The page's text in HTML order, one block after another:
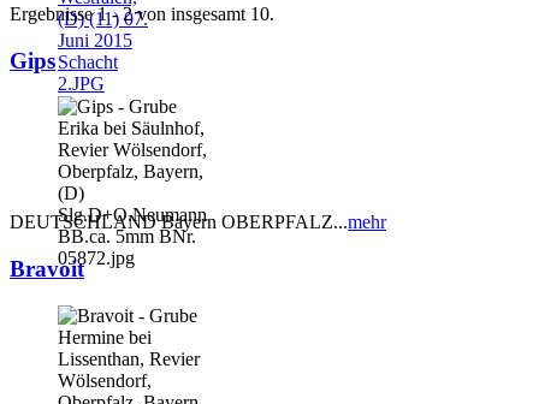
Ergebnisse 1 - 2 von insgesamt 10.
Gips
DEUTSCHLAND Bayern OBERPFALZ...mehr
Bravoit